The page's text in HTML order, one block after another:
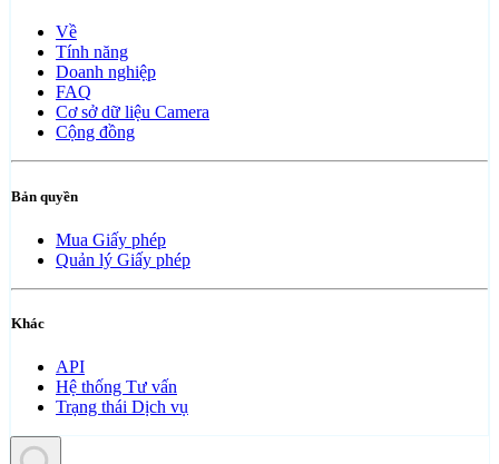
Về
Tính năng
Doanh nghiệp
FAQ
Cơ sở dữ liệu Camera
Cộng đồng
Bản quyền
Mua Giấy phép
Quản lý Giấy phép
Khác
API
Hệ thống Tư vấn
Trạng thái Dịch vụ